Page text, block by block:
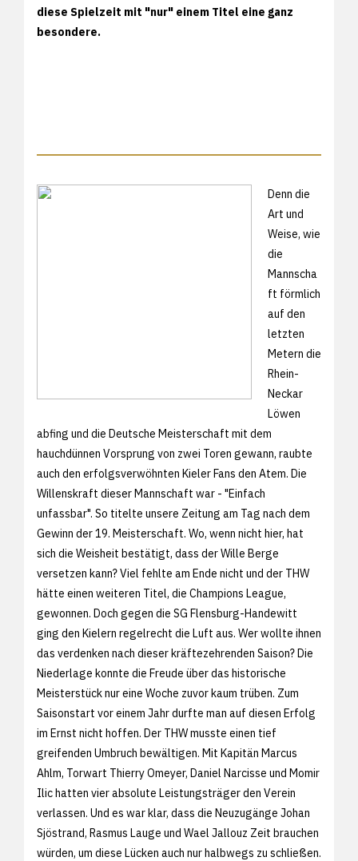
diese Spielzeit mit "nur" einem Titel eine ganz
besondere.
Denn die
Art und
Weise, wie
die
Mannscha
ft förmlich
auf den
letzten
Metern die
Rhein-
Neckar
Löwen
abfing und die Deutsche Meisterschaft mit dem
hauchdünnen Vorsprung von zwei Toren gewann, raubte
auch den erfolgsverwöhnten Kieler Fans den Atem. Die
Willenskraft dieser Mannschaft war - "Einfach
unfassbar". So titelte unsere Zeitung am Tag nach dem
Gewinn der 19. Meisterschaft. Wo, wenn nicht hier, hat
sich die Weisheit bestätigt, dass der Wille Berge
versetzen kann? Viel fehlte am Ende nicht und der THW
hätte einen weiteren Titel, die Champions League,
gewonnen. Doch gegen die SG Flensburg-Handewitt
ging den Kielern regelrecht die Luft aus. Wer wollte ihnen
das verdenken nach dieser kräftezehrenden Saison? Die
Niederlage konnte die Freude über das historische
Meisterstück nur eine Woche zuvor kaum trüben. Zum
Saisonstart vor einem Jahr durfte man auf diesen Erfolg
im Ernst nicht hoffen. Der THW musste einen tief
greifenden Umbruch bewältigen. Mit Kapitän Marcus
Ahlm, Torwart Thierry Omeyer, Daniel Narcisse und Momir
Ilic hatten vier absolute Leistungsträger den Verein
verlassen. Und es war klar, dass die Neuzugänge Johan
Sjöstrand, Rasmus Lauge und Wael Jallouz Zeit brauchen
würden, um diese Lücken auch nur halbwegs zu schließen.